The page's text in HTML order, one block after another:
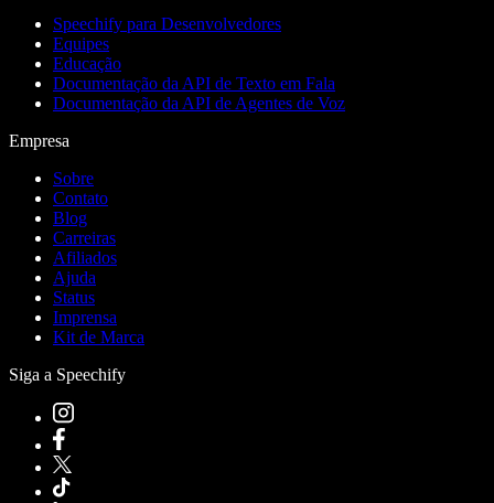
Speechify para Desenvolvedores
Equipes
Educação
Documentação da API de Texto em Fala
Documentação da API de Agentes de Voz
Empresa
Sobre
Contato
Blog
Carreiras
Afiliados
Ajuda
Status
Imprensa
Kit de Marca
Siga a Speechify